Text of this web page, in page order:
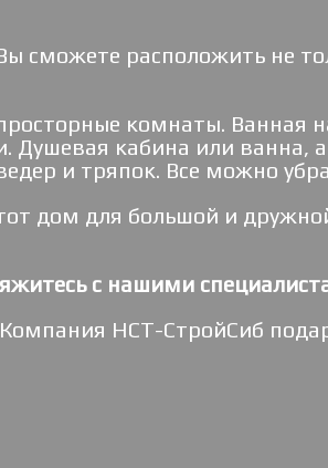
сможете расположить не
комнаты. Ванная
кабина или ванна,
и тряпок. Все можно
дом для большой и
с нашими
Компания НСТ-СтройСиб